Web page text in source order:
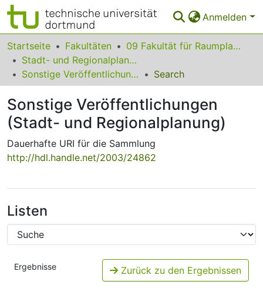
Anmelden
Bereiche & Sammlungen
Das gesamte Repositorium
FAQ
Leitlinien
Zurück zur Startseite
Startseite Fakultäten
09 Fakultät für Raumplanung
Stadt- und Regionalplanung
Sonstige Veröffentlichungen (Stadt- und Regionalplanung)
Search
Sonstige Veröffentlichungen
(Stadt- und Regionalplanung)
Dauerhafte URI für die Sammlung
http://hdl.handle.net/2003/24862
Listen
Ergebnisse Zurück zu den Ergebnissen